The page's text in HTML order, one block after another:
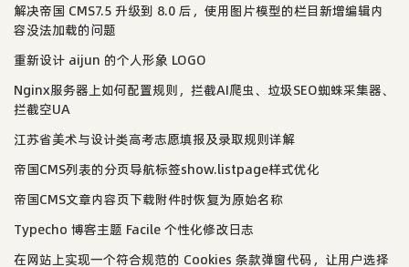
解决帝国 CMS7.5 升级到 8.0 后，使用图片模型的栏目新增编辑内
容没法加载的问题
重新设计 aijun 的个人形象 LOGO
Nginx服务器上如何配置规则，拦截AI爬虫、垃圾SEO蜘蛛采集器、
拦截空UA
江苏省美术与设计类高考志愿填报及录取规则详解
帝国CMS列表的分页导航标签show.listpage样式优化
帝国CMS文章内容页下载附件时恢复为原始名称
Typecho 博客主题 Facile 个性化修改日志
在网站上实现一个符合规范的 Cookies 条款弹窗代码，让用户选择